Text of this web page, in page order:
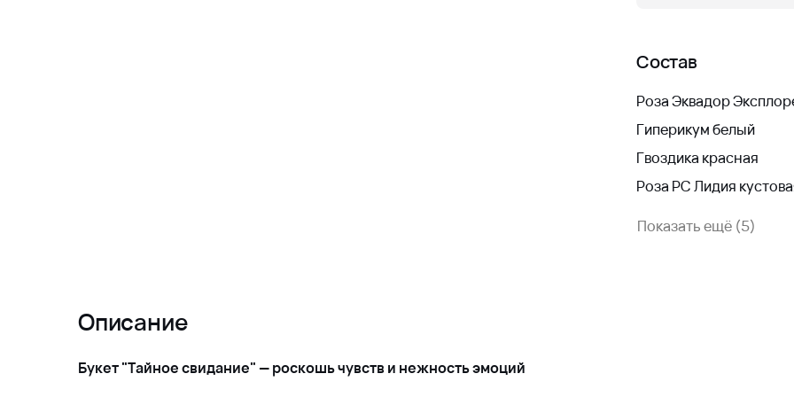
Состав
Роза Эквадор
Гиперикум белый
Гвоздика красная
Роза РС Лидия
Показать ещё (5)
Описание
Букет "Тайное свидание" — роскошь чувств и нежность эмоций